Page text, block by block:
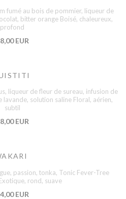
fumé au bois de pommier, liqueur de
bitter orange Boisé, chaleureux,
profond
EUR
liqueur de fleur de sureau, infusion de
solution saline Floral, aérien,
subtil
EUR
passion, tonka, Tonic Fever-Tree
rond, suave
EUR